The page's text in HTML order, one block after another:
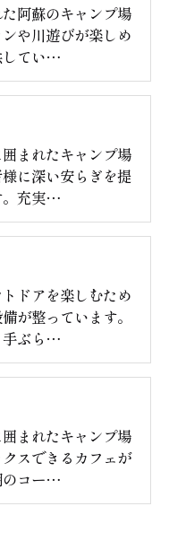
阿蘇のキャンプ場
や川遊びが楽しめ
してい…
まれたキャンプ場
に深い安らぎを提
。充実…
ドアを楽しむため
が整っています。
手ぶら…
まれたキャンプ場
スできるカフェが
のコー…